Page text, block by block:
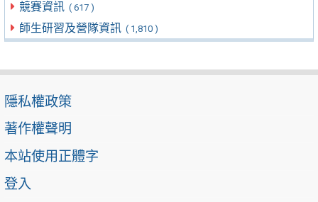
競賽資訊 ( 617 )
師生研習及營隊資訊 ( 1,810 )
隱私權政策
著作權聲明
本站使用正體字
登入